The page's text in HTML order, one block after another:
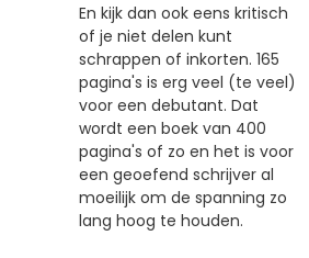
En kijk dan ook eens kritisch
of je niet delen kunt
schrappen of inkorten. 165
pagina's is erg veel (te veel)
voor een debutant. Dat
wordt een boek van 400
pagina's of zo en het is voor
een geoefend schrijver al
moeilijk om de spanning zo
lang hoog te houden.